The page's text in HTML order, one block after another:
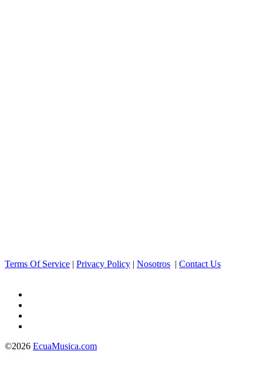
Terms Of Service | Privacy Policy | Nosotros | Contact Us
©2026 EcuaMusica.com